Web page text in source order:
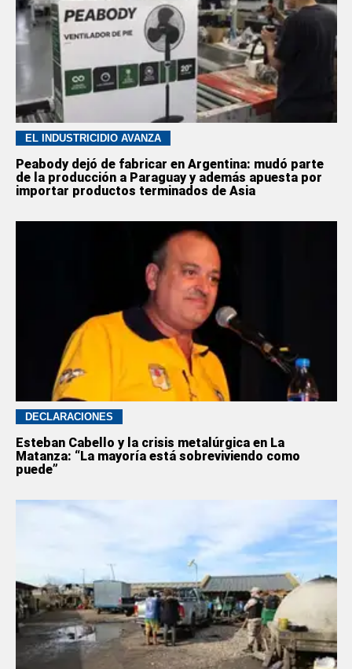
EL INDUSTRICIDIO AVANZA
Peabody dejó de fabricar en Argentina: mudó parte
de la producción a Paraguay y además apuesta por
importar productos terminados de Asia
DECLARACIONES
Esteban Cabello y la crisis metalúrgica en La
Matanza: “La mayoría está sobreviviendo como
puede”